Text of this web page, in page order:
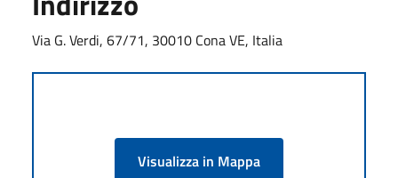
Via G. Verdi, 67/71, 30010 Cona VE, Italia
Visualizza in Mappa